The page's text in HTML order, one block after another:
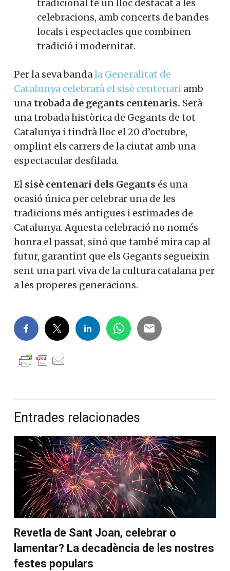
tradicional té un lloc destacat a les
celebracions, amb concerts de bandes
locals i espectacles que combinen
tradició i modernitat.
Per la seva bandala Generalitat de
Catalunya celebrarà el sisè centenari amb
una trobada de gegants centenaris. Serà
una trobada històrica de Gegants de tot
Catalunya i tindrà lloc el 20 d’octubre,
omplint els carrers de la ciutat amb una
espectacular desfilada.
El sisè centenari dels Gegants és una
ocasió única per celebrar una de les
tradicions més antigues i estimades de
Catalunya. Aquesta celebració no només
honra el passat, sinó que també mira cap al
futur, garantint que els Gegants segueixin
sent una part viva de la cultura catalana per
a les properes generacions.
Entrades relacionades
Revetla de Sant Joan, celebrar o
lamentar? La decadència de les nostres
festes populars